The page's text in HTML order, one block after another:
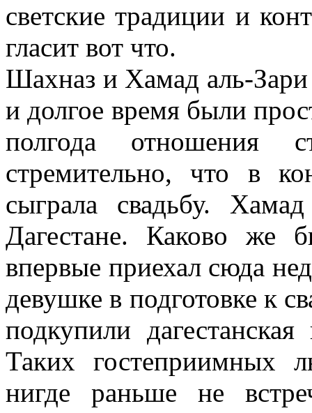
светские традиции и
гласит вот что.
Шахназ и Хамад аль-Зари
и долгое время были
полгода отношения
стремительно, что в
сыграла свадьбу.
Дагестане. Каково же
впервые приехал сюда
девушке в подготовке к
подкупили
Таких гостеприимных
нигде раньше не